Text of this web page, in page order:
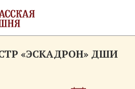
«ЭСКАДРОН» ДШИ